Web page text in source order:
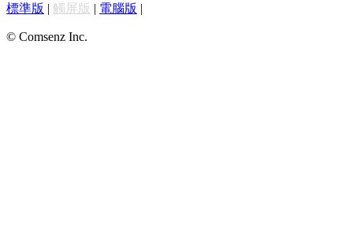
標準版 | 觸屏版 | 電腦版 |
© Comsenz Inc.